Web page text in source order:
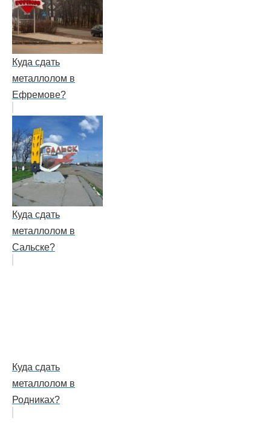
Куда сдать
металлолом в
Ефремове?
Куда сдать
металлолом в
Сальске?
Куда сдать
металлолом в
Родниках?